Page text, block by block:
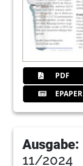
PDF
EPAPER
Ausgabe:
11/2024